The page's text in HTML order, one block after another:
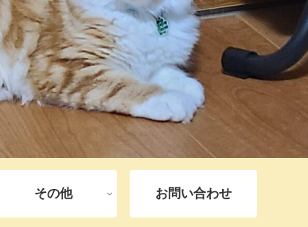
その他 お問い合わせ